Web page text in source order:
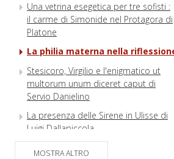
Una vetrina esegetica per tre sofisti :
il carme di Simonide nel Protagora di
Platone
La philia materna nella
Stesicoro, Virgilio e l'enigmatico ut
multorum unum diceret caput di
Servio Danielino
La presenza delle Sirene in Ulisse di
Luigi Dallapiccola
MOSTRA ALTRO